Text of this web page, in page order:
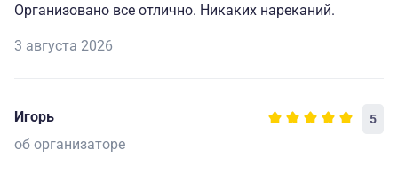
Организовано все отлично. Никаких нареканий.
3 августа 2026
Игорь 5
об организаторе